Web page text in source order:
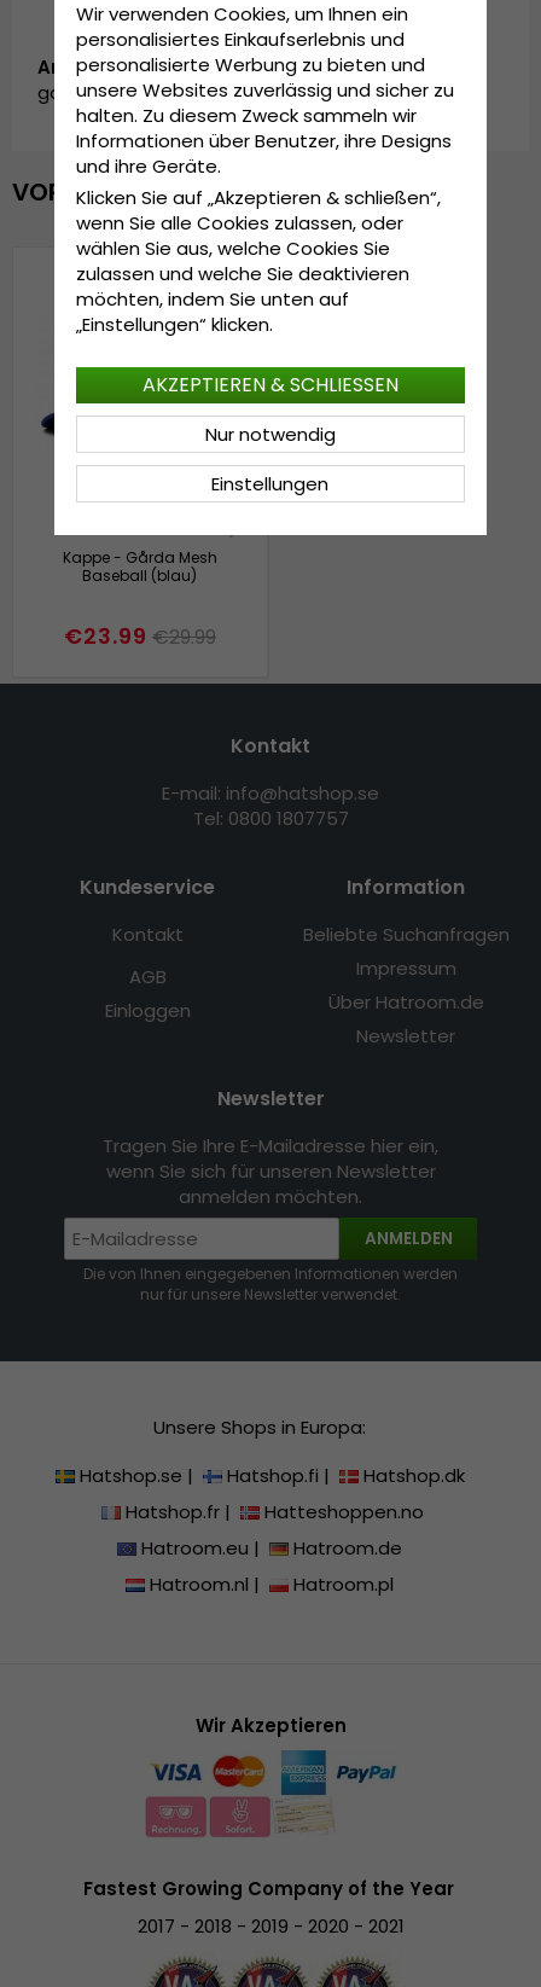
Artikelnummer:
garda.cap.1212708.6.mesh.baseball.blue
VOR KURZEM ANGESEHEN
Kappe - Gårda Mesh
Baseball (blau)
€23.99 €29.99
Kontakt
E-mail: info@hatshop.se
Tel: 0800 1807757
Kundeservice
Kontakt
AGB
Einloggen
Information
Beliebte Suchanfragen
Impressum
Über Hatroom.de
Newsletter
Newsletter
Tragen Sie Ihre E-Mailadresse hier ein,
wenn Sie sich für unseren Newsletter
anmelden möchten.
ANMELDEN
Die von Ihnen eingegebenen Informationen werden
nur für unsere Newsletter verwendet.
Unsere Shops in Europa:
Hatshop.se | Hatshop.fi |
Hatshop.dk
Hatshop.fr|
Hatteshoppen.no
Hatroom.eu |
Hatroom.de
Hatroom.nl | Hatroom.pl
Wir Akzeptieren
Fastest Growing Company of the Year
2017 - 2018 - 2019 - 2020 - 2021
Wir verwenden Cookies, um Ihnen ein
personalisiertes Einkaufserlebnis und
personalisierte Werbung zu bieten und
unsere Websites zuverlässig und sicher zu
halten. Zu diesem Zweck sammeln wir
Informationen über Benutzer, ihre Designs
und ihre Geräte.
Klicken Sie auf „Akzeptieren & schließen“,
wenn Sie alle Cookies zulassen, oder
wählen Sie aus, welche Cookies Sie
zulassen und welche Sie deaktivieren
möchten, indem Sie unten auf
„Einstellungen“ klicken.
Einstellungen
Nur notwendig
AKZEPTIEREN & SCHLIESSEN